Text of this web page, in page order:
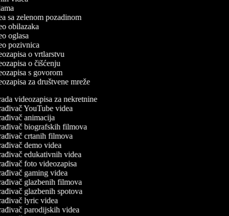
sa zelenom pozadinom
obilazaka
oglasa
pozivnica
o vrtlarstvu
o čišćenju
s govorom
za društvene mreže
videozapisa za nekretnine
YouTube videa
animacija
biografskih filmova
crtanih filmova
demo videa
edukativnih videa
foto videozapisa
gaming videa
glazbenih filmova
glazbenih spotova
lyric videa
parodijskih videa